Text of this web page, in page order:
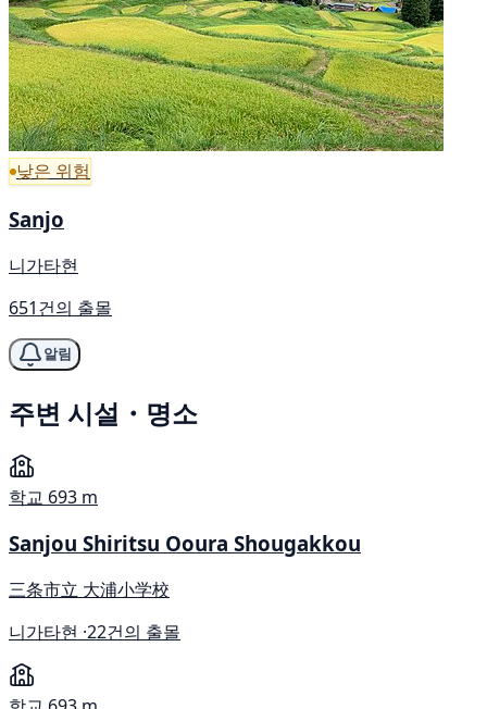
낮은 위험
Sanjo
니가타현
651건의 출몰
알림
주변 시설・명소
학교 693 m
Sanjou Shiritsu Ooura Shougakkou
三条市立 大浦小学校
니가타현 ·22건의 출몰